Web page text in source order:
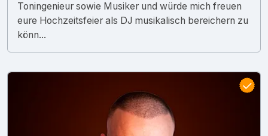
Toningenieur sowie Musiker und würde mich freuen
eure Hochzeitsfeier als DJ musikalisch bereichern zu
könn...